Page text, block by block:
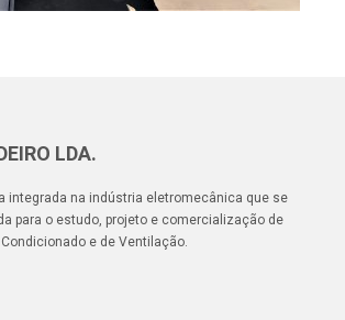
LDA.
integrada na indústria eletromecânica que se
para o estudo, projeto e comercialização de
e de Ventilação.